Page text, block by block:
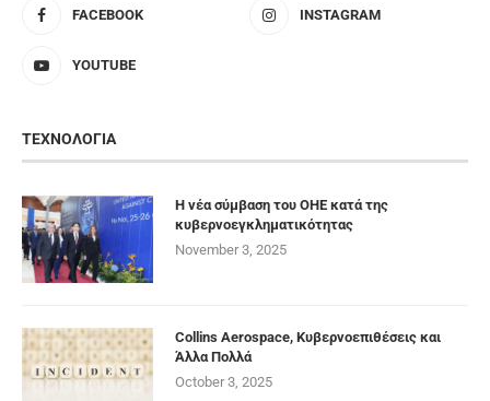
FACEBOOK INSTAGRAM
YOUTUBE
ΤΕΧΝΟΛΟΓΙΑ
Η νέα σύμβαση του ΟΗΕ κατά της
κυβερνοεγκληματικότητας
November 3, 2025
Collins Aerospace, Κυβερνοεπιθέσεις και
Άλλα Πολλά
October 3, 2025